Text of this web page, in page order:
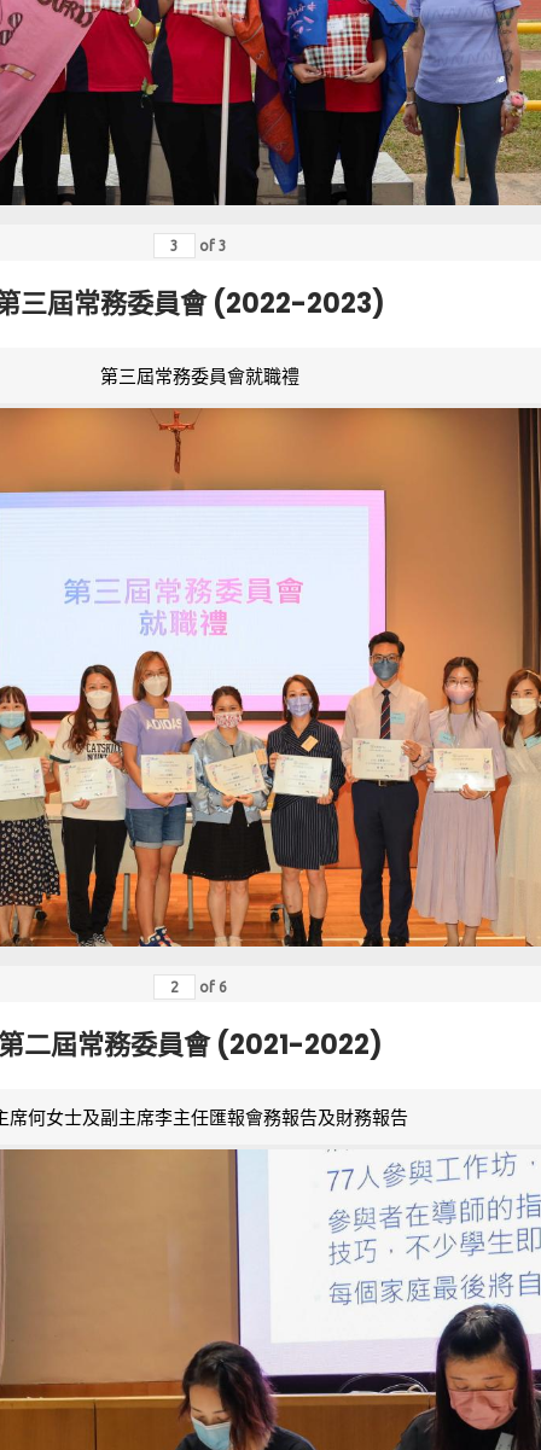
of 3
三屆常務委員會 (2022-2023)
第三屆常務委員會就職禮
of 6
二屆常務委員會 (2021-2022)
席何女士及副主席李主任匯報會務報告及財務報告